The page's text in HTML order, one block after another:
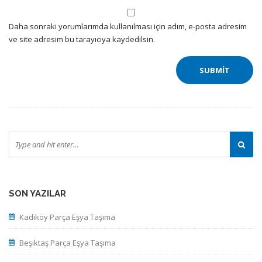
Daha sonraki yorumlarımda kullanılması için adım, e-posta adresim
ve site adresim bu tarayıcıya kaydedilsin.
SON YAZILAR
Kadıköy Parça Eşya Taşıma
Beşiktaş Parça Eşya Taşıma